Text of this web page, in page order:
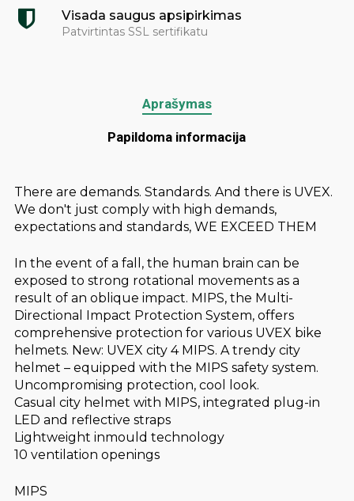
Visada saugus apsipirkimas
Patvirtintas SSL sertifikatu
Aprašymas
Papildoma informacija
There are demands. Standards. And there is UVEX.
We don't just comply with high demands,
expectations and standards, WE EXCEED THEM
In the event of a fall, the human brain can be
exposed to strong rotational movements as a
result of an oblique impact. MIPS, the Multi-
Directional Impact Protection System, offers
comprehensive protection for various UVEX bike
helmets. New: UVEX city 4 MIPS. A trendy city
helmet – equipped with the MIPS safety system.
Uncompromising protection, cool look.
Casual city helmet with MIPS, integrated plug-in
LED and reflective straps
Lightweight inmould technology
10 ventilation openings
MIPS